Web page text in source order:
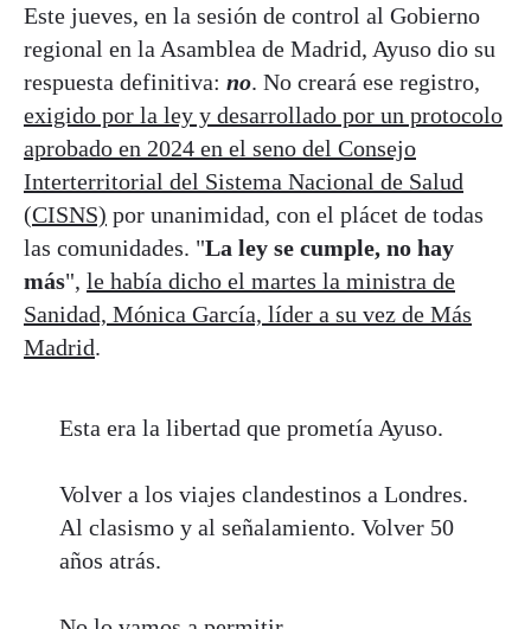
Este jueves, en la sesión de control al Gobierno
regional en la Asamblea de Madrid, Ayuso dio su
respuesta definitiva: no. No creará ese registro,
exigido por la ley y desarrollado por un protocolo
aprobado en 2024 en el seno del Consejo
Interterritorial del Sistema Nacional de Salud
(CISNS) por unanimidad, con el plácet de todas
las comunidades. "La ley se cumple, no hay
más", le había dicho el martes la ministra de
Sanidad, Mónica García, líder a su vez de Más
Madrid.
Esta era la libertad que prometía Ayuso.
Volver a los viajes clandestinos a Londres.
Al clasismo y al señalamiento. Volver 50
años atrás.